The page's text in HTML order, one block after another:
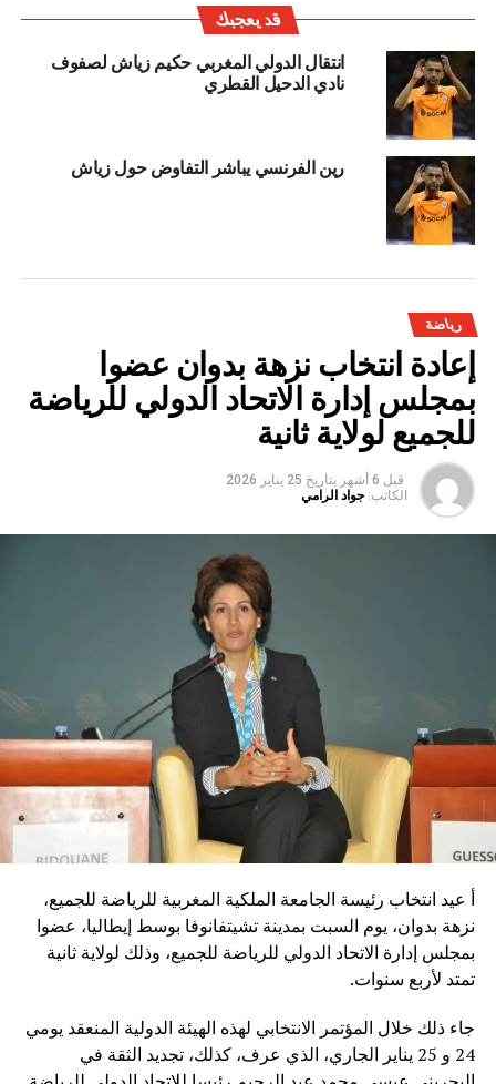
قد يعجبك
انتقال الدولي المغربي حكيم زياش لصفوف
نادي الدحيل القطري
رين الفرنسي يباشر التفاوض حول زياش
رياضة
إعادة انتخاب نزهة بدوان عضوا
بمجلس إدارة الاتحاد الدولي للرياضة
للجميع لولاية ثانية
قبل 6 أشهر بتاريخ 25 يناير 2026
الكاتب: جواد الرامي
أ عيد انتخاب رئيسة الجامعة الملكية المغربية للرياضة للجميع،
نزهة بدوان، يوم السبت بمدينة تشيتفانوفا بوسط إيطاليا، عضوا
بمجلس إدارة الاتحاد الدولي للرياضة للجميع، وذلك لولاية ثانية
تمتد لأربع سنوات.
جاء ذلك خلال المؤتمر الانتخابي لهذه الهيئة الدولية المنعقد يومي
24 و 25 يناير الجاري، الذي عرف، كذلك، تجديد الثقة في